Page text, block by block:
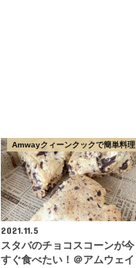
Amwayクィーンクックで簡単料理
2021.11.5
スタバのチョコスコーンが今
すぐ食べたい！＠アムウェイ